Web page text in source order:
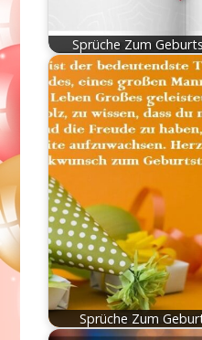
Sprüche Zum
Sprüche Zum